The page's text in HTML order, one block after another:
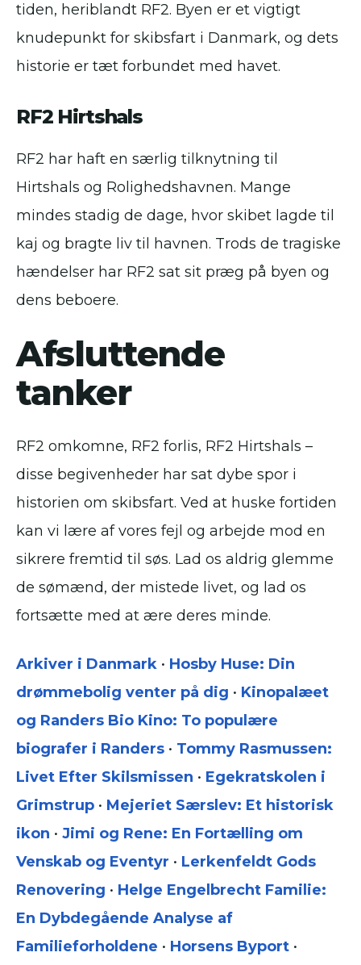
tiden, heriblandt RF2. Byen er et vigtigt
knudepunkt for skibsfart i Danmark, og dets
historie er tæt forbundet med havet.
RF2 Hirtshals
RF2 har haft en særlig tilknytning til
Hirtshals og Rolighedshavnen. Mange
mindes stadig de dage, hvor skibet lagde til
kaj og bragte liv til havnen. Trods de tragiske
hændelser har RF2 sat sit præg på byen og
dens beboere.
Afsluttende
tanker
RF2 omkomne, RF2 forlis, RF2 Hirtshals –
disse begivenheder har sat dybe spor i
historien om skibsfart. Ved at huske fortiden
kan vi lære af vores fejl og arbejde mod en
sikrere fremtid til søs. Lad os aldrig glemme
de sømænd, der mistede livet, og lad os
fortsætte med at ære deres minde.
Arkiver i Danmark • Hosby Huse: Din
drømmebolig venter på dig • Kinopalæet
og Randers Bio Kino: To populære
biografer i Randers • Tommy Rasmussen:
Livet Efter Skilsmissen • Egekratskolen i
Grimstrup • Mejeriet Særslev: Et historisk
ikon • Jimi og Rene: En Fortælling om
Venskab og Eventyr • Lerkenfeldt Gods
Renovering • Helge Engelbrecht Familie:
En Dybdegående Analyse af
Familieforholdene • Horsens Byport •